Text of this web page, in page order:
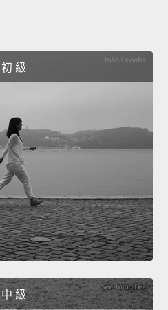
初 級
中 級